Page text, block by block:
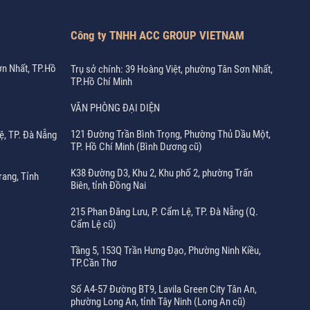
Nhất, TP.Hồ
TP. Đà Nẵng
Tỉnh
Công ty TNHH ACC GROUP VIETNAM
Trụ sở chính: 39 Hoàng Việt, phường Tân Sơn Nhất,
TP.Hồ Chí Minh
VĂN PHÒNG ĐẠI DIỆN
121 Đường Trần Bình Trọng, Phường Thủ Dầu Một,
TP. Hồ Chí Minh (Bình Dương cũ)
K38 Đường D3, Khu 2, Khu phố 2, phường Trấn
Biên, tỉnh Đồng Nai
215 Phan Đăng Lưu, P. Cẩm Lệ, TP. Đà Nẵng (Q.
Cẩm Lệ cũ)
Tầng 5, 153Q Trần Hưng Đạo, Phường Ninh Kiều,
TP.Cần Thơ
Số A4-57 Đường BT9, Lavila Green City Tân An,
phường Long An, tỉnh Tây Ninh (Long An cũ)